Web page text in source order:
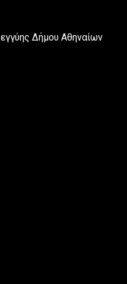
Δήμου Αθηναίων